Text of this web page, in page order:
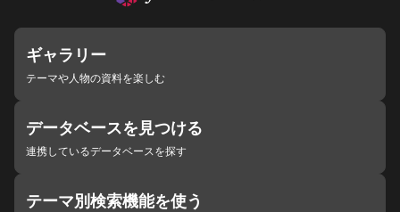
ギャラリー
テーマや人物の資料を楽しむ
データベースを見つける
連携しているデータベースを探す
テーマ別検索機能を使う